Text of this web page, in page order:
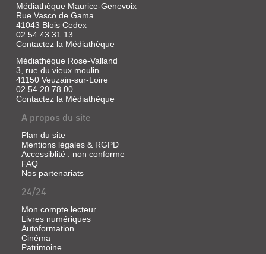
bibliothécaires
spécialisés.
Commission
Techniques
La
Documentation
française,
(Études
documents)
DOCUMENTALISTE
(REVUE)
SCIENCES
DE
Médiathèque Maurice-Genevoix
Rue Vasco de Gama
41043 Blois Cedex
02 54 43 31 13
Contactez la Médiathèque
Médiathèque Rose-Valland
3, rue du vieux moulin
41150 Veuzain-sur-Loire
02 54 20 78 00
Contactez la Médiathèque
A propos du site
Plan du site
Mentions légales & RGPD
Accessiblité : non conforme
FAQ
Nos partenariats
24/24
Mon compte lecteur
Livres numériques
Autoformation
Cinéma
Patrimoine